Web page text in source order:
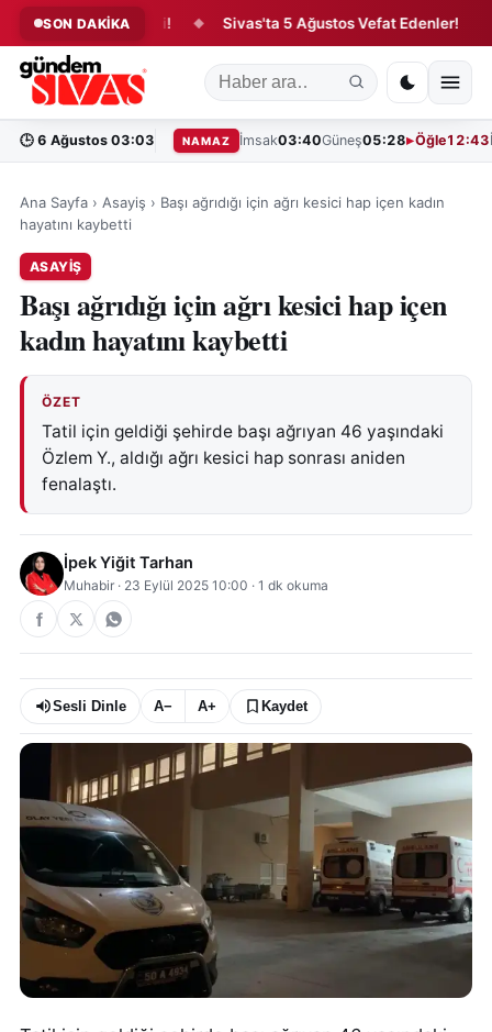
SON DAKİKA
Hareketliliği! ◆ Sivas'ta 5 Ağustos Vefat Edenler! ◆
🕒 6 Ağustos 03:03 NAMAZ İmsak03:40Güneş05:28 Öğle12:43
Ana Sayfa › Asayiş › Başı ağrıdığı için ağrı kesici hap içen kadın
hayatını kaybetti
ASAYIŞ
Başı ağrıdığı için ağrı kesici hap içen
kadın hayatını kaybetti
ÖZET
Tatil için geldiği şehirde başı ağrıyan 46 yaşındaki
Özlem Y., aldığı ağrı kesici hap sonrası aniden
fenalaştı.
İpek Yiğit Tarhan
Muhabir · 23 Eylül 2025 10:00 · 1 dk okuma
Sesli Dinle A− A+ Kaydet